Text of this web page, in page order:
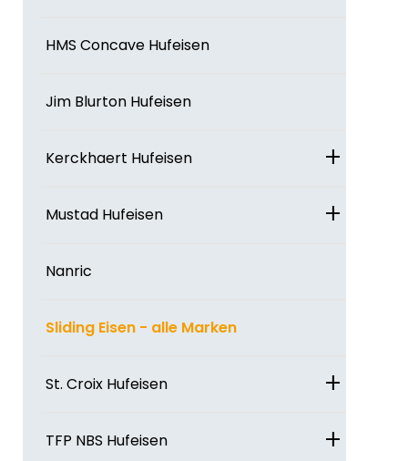
HMS Concave Hufeisen
Jim Blurton Hufeisen
Kerckhaert Hufeisen +
Mustad Hufeisen +
Nanric
Sliding Eisen - alle Marken
St. Croix Hufeisen +
TFP NBS Hufeisen +